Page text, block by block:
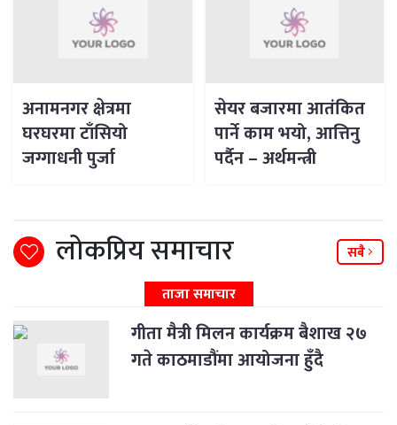
अनामनगर क्षेत्रमा
घरघरमा टाँसियो
जग्गाधनी पुर्जा
सेयर बजारमा आतंकित
पार्ने काम भयो, आत्तिनु
पर्दैन – अर्थमन्त्री
लोकप्रिय समाचार सबै
ताजा समाचार
गीता मैत्री मिलन कार्यक्रम बैशाख २७
गते काठमाडौंमा आयोजना हुँदै